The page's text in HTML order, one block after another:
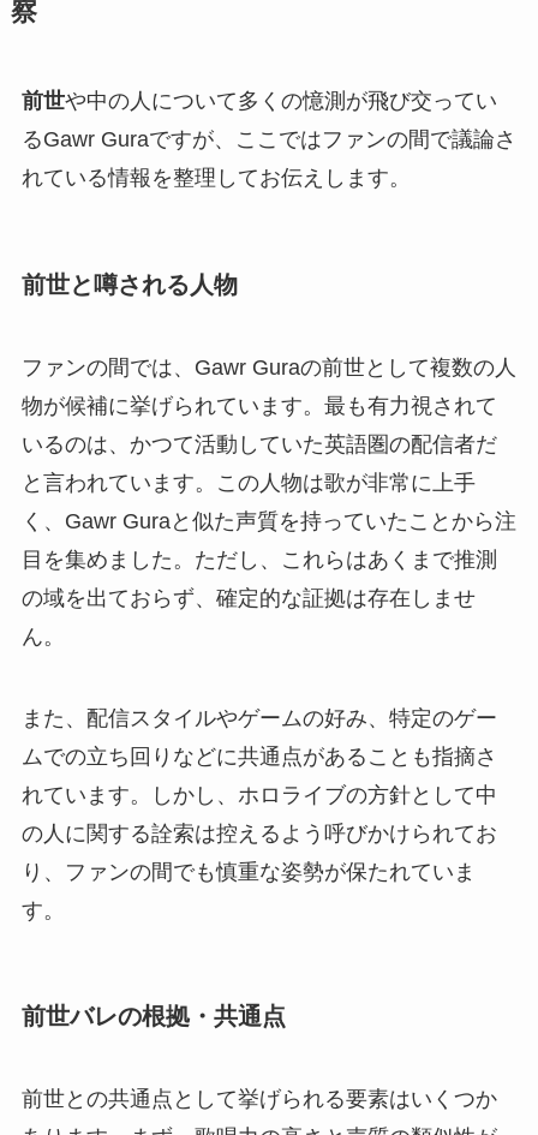
察
前世や中の人について多くの憶測が飛び交ってい
るGawr Guraですが、ここではファンの間で議論さ
れている情報を整理してお伝えします。
前世と噂される人物
ファンの間では、Gawr Guraの前世として複数の人
物が候補に挙げられています。最も有力視されて
いるのは、かつて活動していた英語圏の配信者だ
と言われています。この人物は歌が非常に上手
く、Gawr Guraと似た声質を持っていたことから注
目を集めました。ただし、これらはあくまで推測
の域を出ておらず、確定的な証拠は存在しませ
ん。
また、配信スタイルやゲームの好み、特定のゲー
ムでの立ち回りなどに共通点があることも指摘さ
れています。しかし、ホロライブの方針として中
の人に関する詮索は控えるよう呼びかけられてお
り、ファンの間でも慎重な姿勢が保たれていま
す。
前世バレの根拠・共通点
前世との共通点として挙げられる要素はいくつか